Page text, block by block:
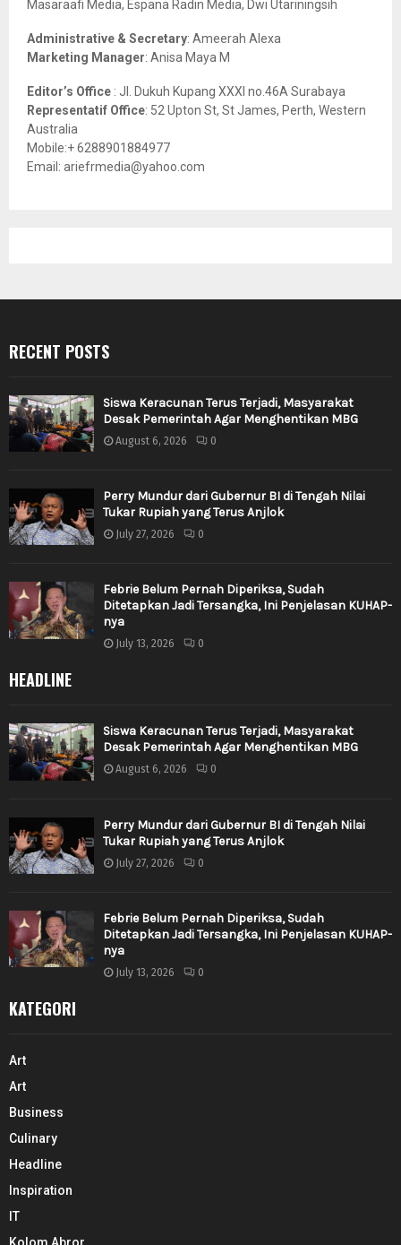
Masaraafi Media, Espana Radin Media, Dwi Utariningsih
Administrative & Secretary: Ameerah Alexa
Marketing Manager: Anisa Maya M
Editor’s Office : Jl. Dukuh Kupang XXXI no.46A Surabaya
Representatif Office: 52 Upton St, St James, Perth, Western
Australia
Mobile:+ 6288901884977
Email: ariefrmedia@yahoo.com
RECENT POSTS
Siswa Keracunan Terus Terjadi, Masyarakat
Desak Pemerintah Agar Menghentikan MBG
August 6, 2026 0
Perry Mundur dari Gubernur BI di Tengah Nilai
Tukar Rupiah yang Terus Anjlok
July 27, 2026 0
Febrie Belum Pernah Diperiksa, Sudah
Ditetapkan Jadi Tersangka, Ini Penjelasan KUHAP-
nya
July 13, 2026 0
HEADLINE
Siswa Keracunan Terus Terjadi, Masyarakat
Desak Pemerintah Agar Menghentikan MBG
August 6, 2026 0
Perry Mundur dari Gubernur BI di Tengah Nilai
Tukar Rupiah yang Terus Anjlok
July 27, 2026 0
Febrie Belum Pernah Diperiksa, Sudah
Ditetapkan Jadi Tersangka, Ini Penjelasan KUHAP-
nya
July 13, 2026 0
KATEGORI
Art
Art
Business
Culinary
Headline
Inspiration
IT